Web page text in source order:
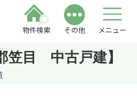
物件検索 その他 メニュー
目 中古戸建】